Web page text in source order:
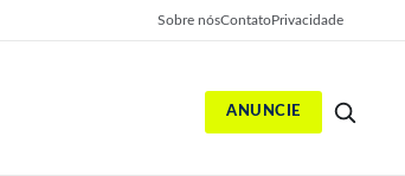
Sobre nósContatoPrivacidade
ANUNCIE